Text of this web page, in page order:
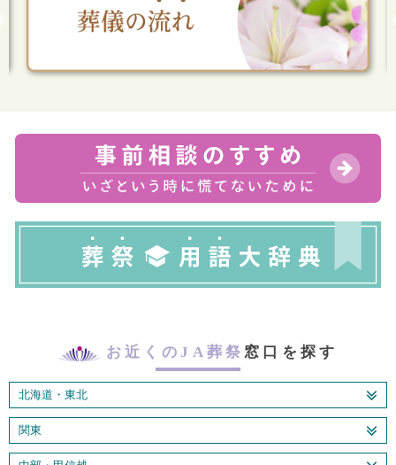
お近くのJA葬祭 窓口を探す
北海道・東北
関東